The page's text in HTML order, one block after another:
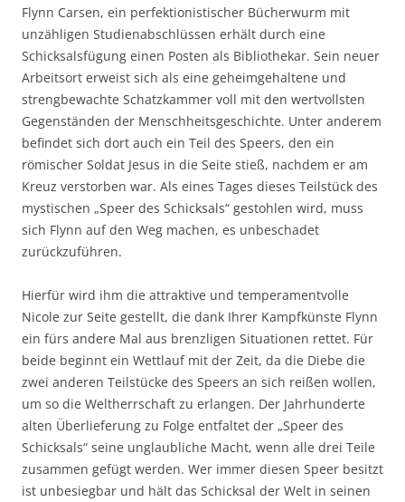
Flynn Carsen, ein perfektionistischer Bücherwurm mit
unzähligen Studienabschlüssen erhält durch eine
Schicksalsfügung einen Posten als Bibliothekar. Sein neuer
Arbeitsort erweist sich als eine geheimgehaltene und
strengbewachte Schatzkammer voll mit den wertvollsten
Gegenständen der Menschheitsgeschichte. Unter anderem
befindet sich dort auch ein Teil des Speers, den ein
römischer Soldat Jesus in die Seite stieß, nachdem er am
Kreuz verstorben war. Als eines Tages dieses Teilstück des
mystischen „Speer des Schicksals“ gestohlen wird, muss
sich Flynn auf den Weg machen, es unbeschadet
zurückzuführen.
Hierfür wird ihm die attraktive und temperamentvolle
Nicole zur Seite gestellt, die dank Ihrer Kampfkünste Flynn
ein fürs andere Mal aus brenzligen Situationen rettet. Für
beide beginnt ein Wettlauf mit der Zeit, da die Diebe die
zwei anderen Teilstücke des Speers an sich reißen wollen,
um so die Weltherrschaft zu erlangen. Der Jahrhunderte
alten Überlieferung zu Folge entfaltet der „Speer des
Schicksals“ seine unglaubliche Macht, wenn alle drei Teile
zusammen gefügt werden. Wer immer diesen Speer besitzt
ist unbesiegbar und hält das Schicksal der Welt in seinen